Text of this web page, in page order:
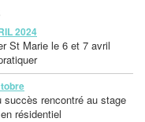
2024
St Marie le 6 et 7 avril
rencontré au stage
résidentiel